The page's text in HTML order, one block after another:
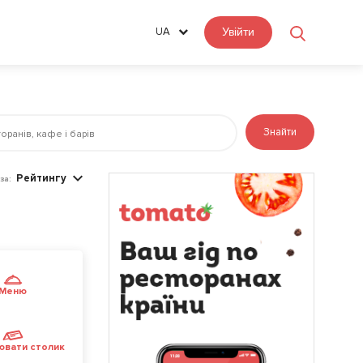
UA Увійти
Знайти
Рейтингу
столик